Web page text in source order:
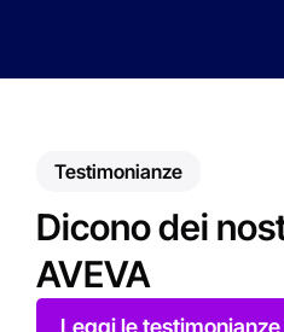
Testimonianze
Dicono dei
AVEVA
Leggi le